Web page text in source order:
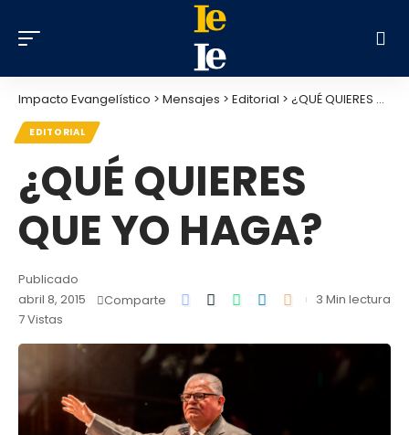
Impacto Evangelístico > Mensajes > Editorial > ¿QUÉ QUIERES QUE YO HAGA?
EDITORIAL
¿QUÉ QUIERES
QUE YO HAGA?
Publicado
abril 8, 2015
7 Vistas
Comparte 3 Min lectura